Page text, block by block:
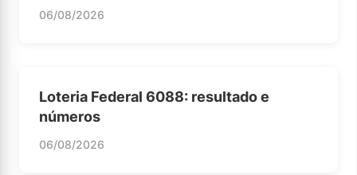
06/08/2026
Loteria Federal 6088: resultado e
números
06/08/2026